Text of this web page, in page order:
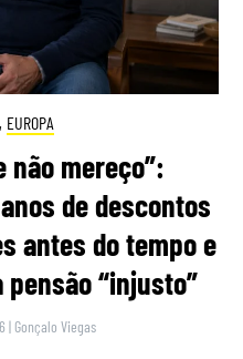
, EUROPA
não mereço”:
de descontos
antes do tempo e
“injusto”
| Gonçalo Viegas